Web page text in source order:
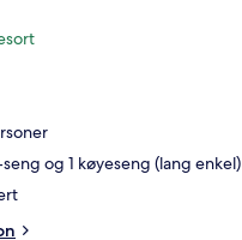
og 1 køyeseng (lang enkel)